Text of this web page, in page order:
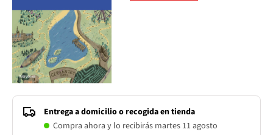
Entrega a domicilio o recogida en tienda
Compra ahora y lo recibirás martes 11 agosto